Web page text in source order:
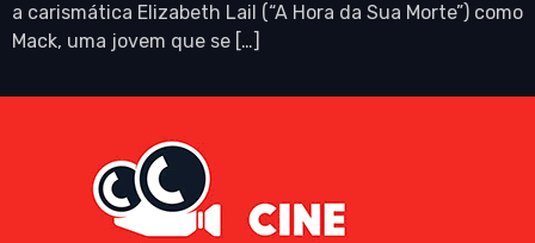
a carismática Elizabeth Lail (“A Hora da Sua Morte”) como
Mack, uma jovem que se […]